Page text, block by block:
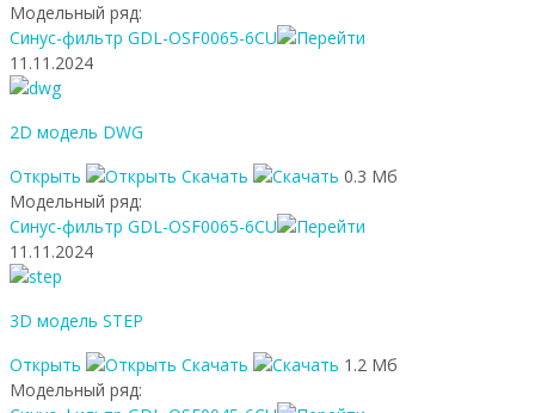
Модельный ряд:
Синус-фильтр GDL-OSF0065-6CU
11.11.2024
2D модель DWG
Открыть
Скачать
0.3 Мб
Модельный ряд:
Синус-фильтр GDL-OSF0065-6CU
11.11.2024
3D модель STEP
Открыть
Скачать
1.2 Мб
Модельный ряд: